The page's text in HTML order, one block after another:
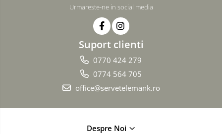
Urmareste-ne in social media
Suport clienti
0770 424 279
0774 564 705
office@servetelemank.ro
Despre Noi